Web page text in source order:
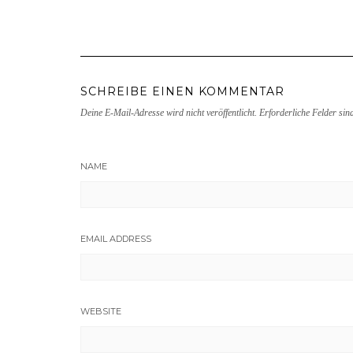
SCHREIBE EINEN KOMMENTAR
Deine E-Mail-Adresse wird nicht veröffentlicht. Erforderliche Felder
NAME
EMAIL ADDRESS
WEBSITE